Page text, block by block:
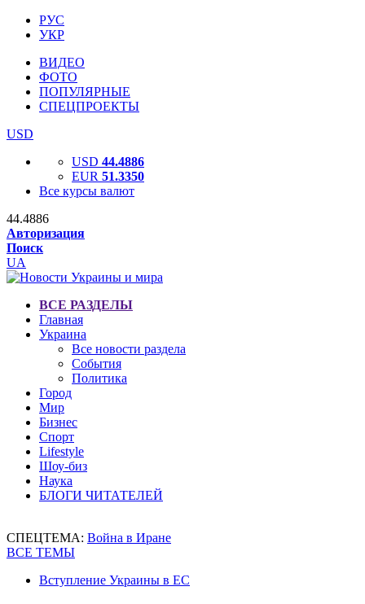
РУС
УКР
ВИДЕО
ФОТО
ПОПУЛЯРНЫЕ
СПЕЦПРОЕКТЫ
USD
USD 44.4886
EUR 51.3350
Все курсы валют
44.4886
Авторизация
Поиск
UA
ВСЕ РАЗДЕЛЫ
Главная
Украина
Все новости раздела
События
Политика
Город
Мир
Бизнес
Спорт
Lifestyle
Шоу-биз
Наука
БЛОГИ ЧИТАТЕЛЕЙ
СПЕЦТЕМА: Война в Иране
ВСЕ ТЕМЫ
Вступление Украины в ЕС